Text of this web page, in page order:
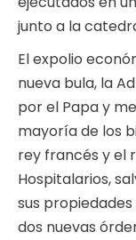
junto a la
El expolio
nueva bula, la
por el Papa y
mayoría de los
rey francés y el
Hospitalarios,
sus
dos nuevas